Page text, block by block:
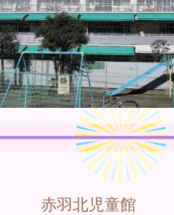
赤羽北児童館